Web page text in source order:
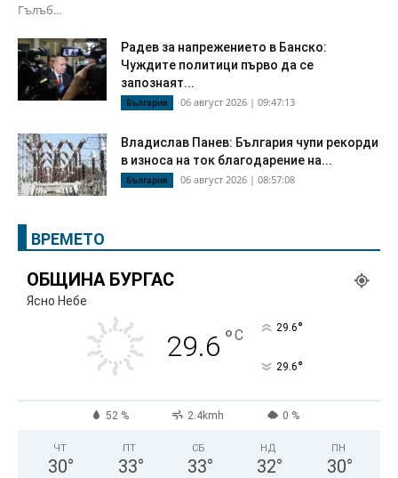
Гълъб...
Радев за напрежението в Банско:
Чуждите политици първо да се
запознаят...
България 06 август 2026 | 09:47:13
Владислав Панев: България чупи рекорди
в износа на ток благодарение на...
България 06 август 2026 | 08:57:08
ВРЕМЕТО
ОБЩИНА БУРГАС
Ясно Небе
29.6 °C 29.6°
29.6°
52 % 2.4kmh 0 %
ЧТ
30°
ПТ
33°
СБ
33°
НД
32°
ПН
30°